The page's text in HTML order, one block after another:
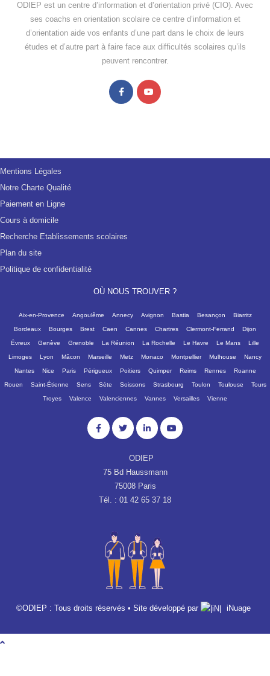
ODIEP est un centre d’information et d’orientation privé (CIO). Avec
ses coachs en orientation scolaire ce centre d’information et
d’orientation aide vos enfants d’une part dans le choix de leurs
études et d’autre part à faire face aux difficultés scolaires qu’ils
peuvent rencontrer.
Mentions Légales
Notre Charte Qualité
Paiement en Ligne
Cours à domicile
Recherche Etablissements scolaires
Plan du site
Politique de confidentialité
OÙ NOUS TROUVER ?
Aix-en-Provence Angoulême Annecy Avignon Bastia Besançon Biarritz
Bordeaux Bourges Brest Caen Cannes Chartres Clermont-Ferrand Dijon
Évreux Genève Grenoble La Réunion La Rochelle Le Havre Le Mans Lille
Limoges Lyon Mâcon Marseille Metz Monaco Montpellier Mulhouse Nancy
Nantes Nice Paris Périgueux Poitiers Quimper Reims Rennes Roanne
Rouen Saint-Étienne Sens Sète Soissons Strasbourg Toulon Toulouse Tours
Troyes Valence Valenciennes Vannes Versailles Vienne
ODIEP
75 Bd Haussmann
75008 Paris
Tél. : 01 42 65 37 18
©ODIEP : Tous droits réservés • Site développé par iNuage